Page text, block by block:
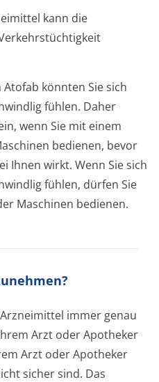
kann die
könnten Sie sich
fühlen. Daher
wenn Sie mit einem
bedienen, bevor
Ihnen wirkt. Wenn Sie sich
fühlen, dürfen Sie
Maschinen bedienen.
immer genau
Arzt oder Apotheker
Arzt oder Apotheker
sicher sind. Das